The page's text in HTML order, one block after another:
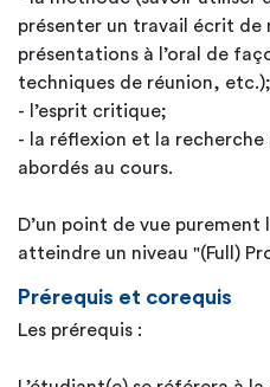
présenter un travail écrit de
présentations à l’oral de
techniques de réunion, etc.);
- l’esprit critique;
- la réflexion et la recherche
abordés au cours.
D’un point de vue
atteindre un niveau "(Full)
Prérequis et corequis
Les prérequis :